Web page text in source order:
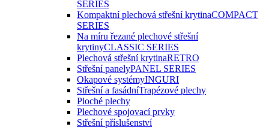
SERIES
Kompaktní plechová střešní krytinaCOMPACT
SERIES
Na míru řezané plechové střešní
krytinyCLASSIC SERIES
Plechová střešní krytinaRETRO
Střešní panelyPANEL SERIES
Okapové systémyINGURI
Střešní a fasádníTrapézové plechy
Ploché plechy
Plechové spojovací prvky
Střešní příslušenství